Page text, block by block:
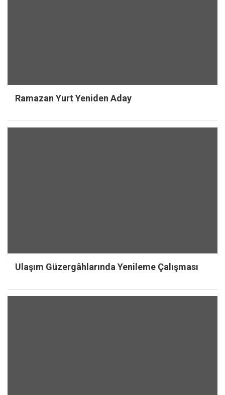
Ramazan Yurt Yeniden Aday
Ulaşım Güzergâhlarında Yenileme Çalışması